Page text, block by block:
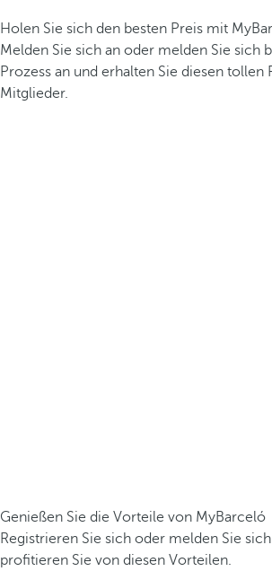
Holen Sie sich den besten Preis mit
Melden Sie sich an oder melden Sie sich
Prozess an und erhalten Sie diesen tollen
Mitglieder.
Genießen Sie die Vorteile von MyBarceló
Registrieren Sie sich oder melden Sie
profitieren Sie von diesen Vorteilen.